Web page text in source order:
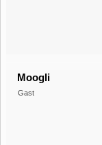
Moogli
Gast